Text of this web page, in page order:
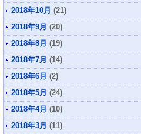
2018年10月 (21)
2018年9月 (20)
2018年8月 (19)
2018年7月 (14)
2018年6月 (2)
2018年5月 (24)
2018年4月 (10)
2018年3月 (11)